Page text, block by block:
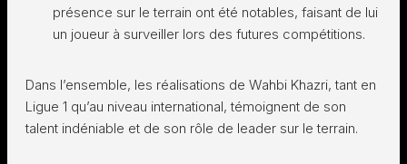
présence sur le terrain ont été notables, faisant de lui
un joueur à surveiller lors des futures compétitions.
Dans l’ensemble, les réalisations de Wahbi Khazri, tant en
Ligue 1 qu’au niveau international, témoignent de son
talent indéniable et de son rôle de leader sur le terrain.